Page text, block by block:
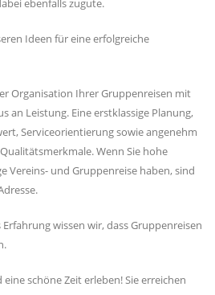
ebenfalls zugute.
Ideen für eine erfolgreiche
Organisation Ihrer Gruppenreisen mit
an Leistung. Eine erstklassige Planung,
Serviceorientierung sowie angenehm
Wenn Sie hohe
Vereins- und Gruppenreise haben, sind
wissen wir, dass Gruppenreisen
schöne Zeit erleben! Sie erreichen